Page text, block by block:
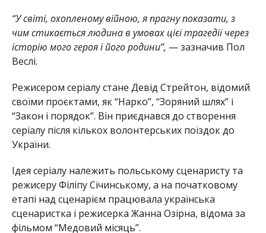
“У світі, охопленому війною, я прагну показати, з
чим стикається людина в умовах цієї трагедії через
історію мого героя і його родини”, — зазначив Пол
Веслі.
Режисером серіалу стане Девід Стрейтон, відомий
своїми проєктами, як “Нарко”, “Зоряний шлях” і
“Закон і порядок”. Він приєднався до створення
серіалу після кількох волонтерських поїздок до
України.
Ідея серіалу належить польському сценаристу та
режисеру Філіпу Січинському, а на початковому
етапі над сценарієм працювала українська
сценаристка і режисерка Жанна Озірна, відома за
фільмом “Медовий місяць”.